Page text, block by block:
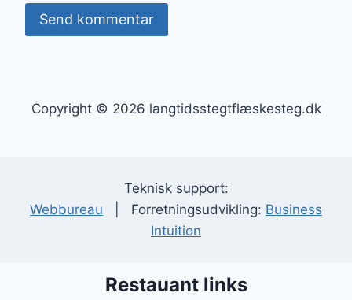
Copyright © 2026 langtidsstegtflæskesteg.dk
Teknisk support:
Webbureau | Forretningsudvikling: Business
Intuition
Restauant links